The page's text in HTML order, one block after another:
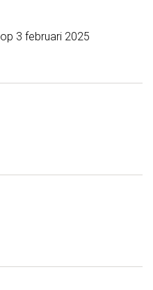
op 3 februari 2025